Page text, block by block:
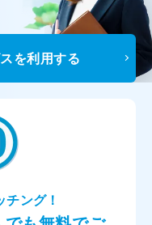
を利用する
ング！